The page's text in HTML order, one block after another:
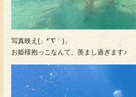
写真映え(」*´∇｀)」
お姫様抱っこなんて、羨まし過ぎます♪